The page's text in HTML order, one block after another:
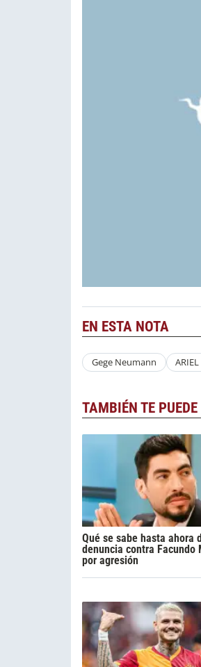
EN ESTA NOTA
Gege Neumann
TAMBIÉN TE
Qué se sabe hasta ahora
denuncia contra Facundo
por agresión